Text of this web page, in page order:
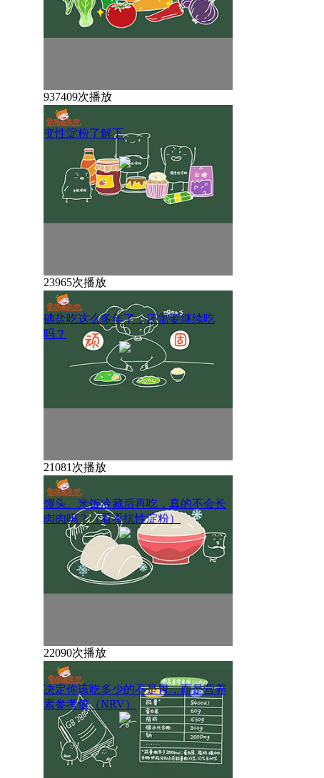
937409次播放
变性淀粉了解下
23965次播放
碘盐吃这么多年了，还需要继续吃
吗？
21081次播放
馒头、米饭冷藏后再吃，真的不会长
肉肉吗？（看看抗性淀粉）
22090次播放
决定你该吃多少的不是胃，而是营养
素参考值（NRV）